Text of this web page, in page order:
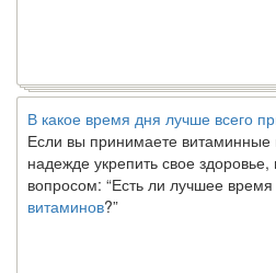
В какое время дня лучше всего
Если вы принимаете витаминные
надежде укрепить свое
вопросом: “Есть ли лучшее
витаминов ?”